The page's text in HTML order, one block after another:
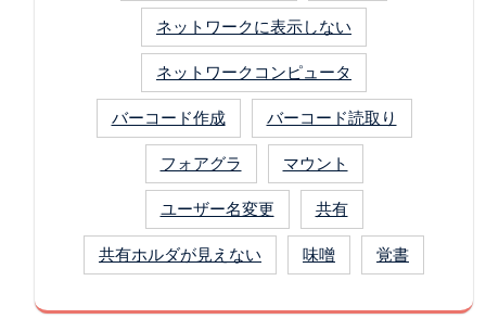
ネットワークに表示しない
ネットワークコンピュータ
バーコード作成 バーコード読取り
フォアグラ マウント
ユーザー名変更 共有
共有ホルダが見えない 味噌 覚書